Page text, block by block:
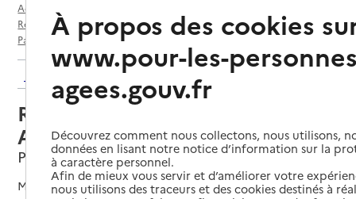
Accueil
Résidences autonomie par département
Paris (75)
Paris 14e Arrondissement
Résidence autonomie Les Artistes
Retour aux résultats de l'annuaire
Résidence autonomie Les
Artistes
Paris 14e Arrondissement, PARIS
Mis à jour le16/09/2024
À propos des cookies
www.pour-les-
agees.gouv.fr
Découvrez comment nous collectons, nous utilisons,
données en lisant notre notice d’information sur la
à caractère personnel.
Afin de mieux vous servir et d’améliorer votre
nous utilisons des traceurs et des cookies destinés à